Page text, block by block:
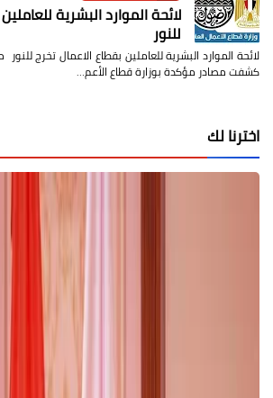
لائحة الموارد البشرية
للنور
لائحة الموارد البشرية للعاملين بقطاع الاعمال تخرج
كشفت مصادر مؤكدة بوزارة قطاع الأعم…
اخترنا لك